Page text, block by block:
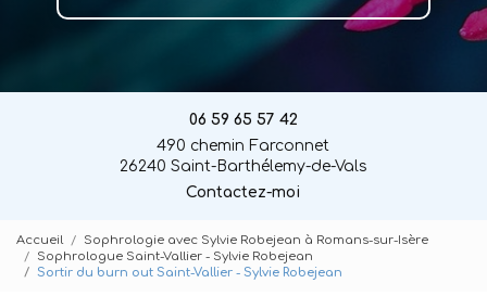
06 59 65 57 42
490 chemin Farconnet
26240 Saint-Barthélemy-de-Vals
Contactez-moi
Accueil
Sophrologie avec Sylvie Robejean à Romans-sur-Isère
Sophrologue Saint-Vallier - Sylvie Robejean
Sortir du burn out Saint-Vallier - Sylvie Robejean